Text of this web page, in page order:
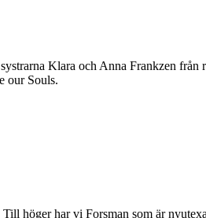
Klara och Anna Frankzen från
our Souls.
höger har vi Forsman som är